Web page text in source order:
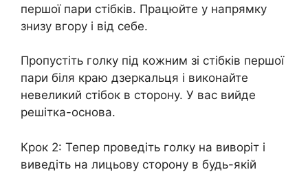
першої пари стібків. Працюйте у напрямку
знизу вгору і від себе.
Пропустіть голку під кожним зі стібків першої
пари біля краю дзеркальця і виконайте
невеликий стібок в сторону. У вас вийде
решітка-основа.
Крок 2: Тепер проведіть голку на виворіт і
виведіть на лицьову сторону в будь-якій